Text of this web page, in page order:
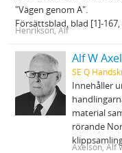
"Vägen genom A".
Försättsblad, blad [1]-
Henrikson, Alf
Alf W
SE Q
Innehåller
material
rörande
Axelson, Alf